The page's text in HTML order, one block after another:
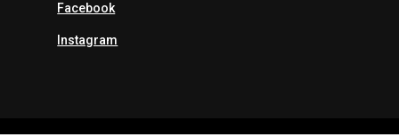
Facebook
Instagram